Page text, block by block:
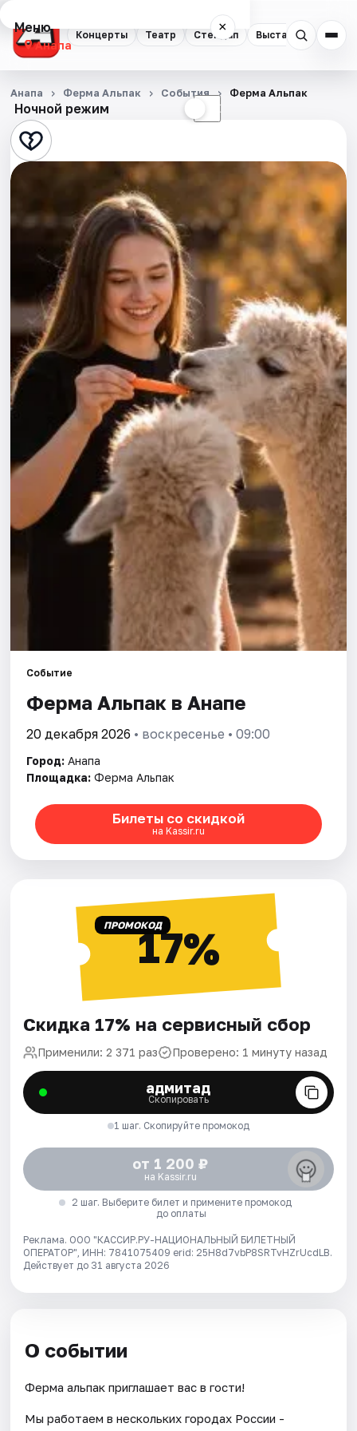
Концерты Театр Стендап Выставки
Меню ×
Анапа
Концерты
Театр
Стендап
Города
Площадки
Артисты
Рейтинги
Ночной режим ☾
Анапа Ферма Альпак События Ферма Альпак
Событие
Ферма Альпак в Анапе
20 декабря 2026 • воскресенье • 09:00
Город: Анапа
Площадка: Ферма Альпак
Билеты со скидкой
на Kassir.ru
ПРОМОКОД17%
Скидка 17% на сервисный сбор
Применили: 2 371 раз Проверено: 1 минуту назад
адмитад
Скопировать
1 шаг. Скопируйте промокод
от 1 200 ₽
на Kassir.ru
2 шаг. Выберите билет и примените промокод
до оплаты
Реклама. ООО "КАССИР.РУ-НАЦИОНАЛЬНЫЙ БИЛЕТНЫЙ
ОПЕРАТОР", ИНН: 7841075409 erid: 25H8d7vbP8SRTvHZrUcdLB.
Действует до 31 августа 2026
О событии
Ферма альпак приглашает вас в гости!
Мы работаем в нескольких городах России -